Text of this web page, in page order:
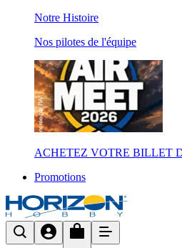
Notre Histoire
Nos pilotes de l'équipe
ACHETEZ VOTRE BILLET
Promotions